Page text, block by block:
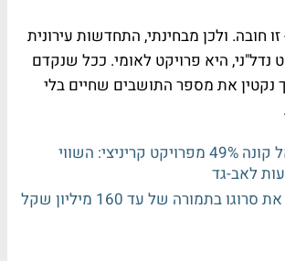
זו חובה. ולכן מבחינתי, התחדשות עירונית
נדל"ני, היא פרויקט לאומי. ככל שנקדם
נקטין את מספר התושבים שחיים בלי
אמריקה ישראל קונה 49% מפרויקט קריניצי: השווי
לאב-גד
בתמורה של עד 160 מיליון שקל